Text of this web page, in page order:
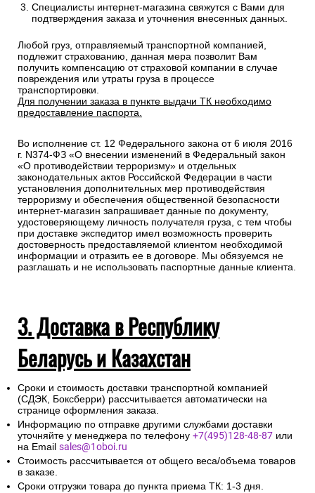
Специалисты интернет-магазина свяжутся с Вами для
подтверждения заказа и уточнения внесенных данных.
Любой груз, отправляемый транспортной компанией,
подлежит страхованию, данная мера позволит Вам
получить компенсацию от страховой компании в случае
повреждения или утраты груза в процессе
транспортировки.
Для получении заказа в пункте выдачи ТК необходимо
предоставление паспорта.
Во исполнение ст. 12 Федерального закона от 6 июля 2016
г. N374-ФЗ «О внесении изменений в Федеральный закон
«О противодействии терроризму» и отдельных
законодательных актов Российской Федерации в части
установления дополнительных мер противодействия
терроризму и обеспечения общественной безопасности
интернет-магазин запрашивает данные по документу,
удостоверяющему личность получателя груза, с тем чтобы
при доставке экспедитор имел возможность проверить
достоверность предоставляемой клиентом необходимой
информации и отразить ее в договоре. Мы обязуемся не
разглашать и не использовать паспортные данные клиента.
3. Доставка в Республику
Беларусь и Казахстан
Сроки и стоимость доставки транспортной компанией
(СДЭК, Боксберри) рассчитывается автоматически на
странице оформления заказа.
Информацию по отправке другими службами доставки
уточняйте у менеджера по телефону +7(495)128-48-87 или
на Email sales@1oboi.ru
Стоимость рассчитывается от общего веса/объема товаров
в заказе.
Сроки отгрузки товара до пункта приема ТК: 1-3 дня.